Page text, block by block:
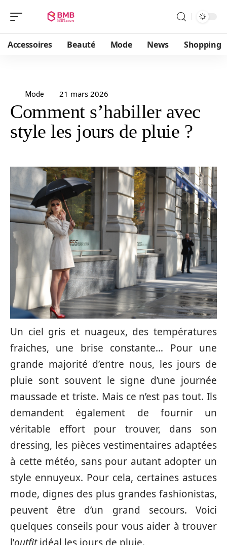
Accessoires Beauté Mode News Shopping
Mode 21 mars 2026
Comment s’habiller avec
style les jours de pluie ?
Un ciel gris et nuageux, des températures
fraiches, une brise constante… Pour une
grande majorité d’entre nous, les jours de
pluie sont souvent le signe d’une journée
maussade et triste. Mais ce n’est pas tout. Ils
demandent également de fournir un
véritable effort pour trouver, dans son
dressing, les pièces vestimentaires adaptées
à cette météo, sans pour autant adopter un
style ennuyeux. Pour cela, certaines astuces
mode, dignes des plus grandes fashionistas,
peuvent être d’un grand secours. Voici
quelques conseils pour vous aider à trouver